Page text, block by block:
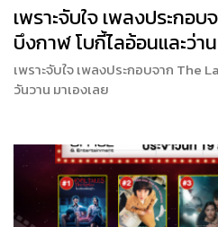
เพราะจับใจ เพลงประกอบ
บึงกาฬ โบกี้ไลอ้อนและว่า
เพราะจับใจ เพลงประกอบจาก The
วันวาน มาเองเลย